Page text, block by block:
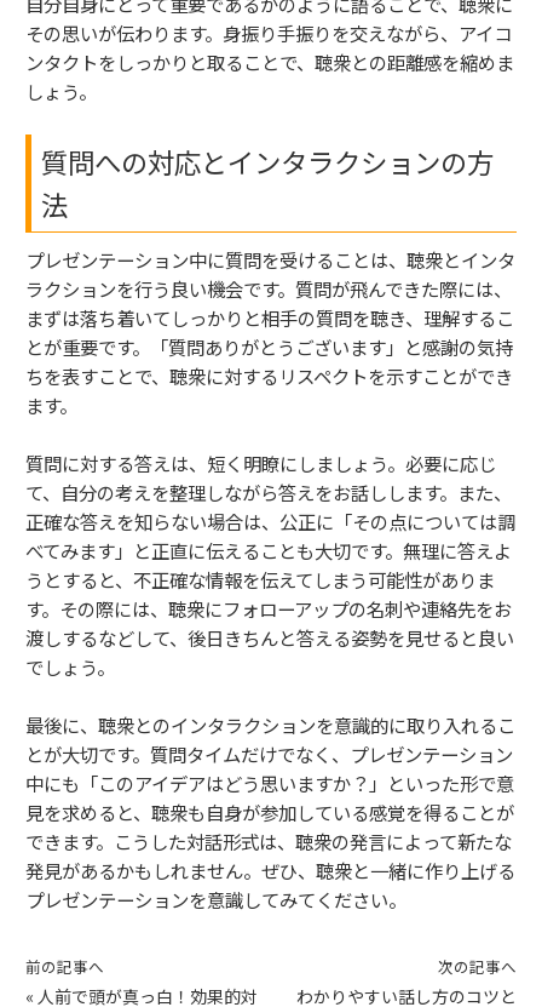
その思いが伝わります。身振り手振りを交えながら、アイコ
ンタクトをしっかりと取ることで、聴衆との距離感を縮めま
しょう。
質問への対応とインタラクションの方
法
プレゼンテーション中に質問を受けることは、聴衆とインタ
ラクションを行う良い機会です。質問が飛んできた際には、
まずは落ち着いてしっかりと相手の質問を聴き、理解するこ
とが重要です。「質問ありがとうございます」と感謝の気持
ちを表すことで、聴衆に対するリスペクトを示すことができ
ます。
質問に対する答えは、短く明瞭にしましょう。必要に応じ
て、自分の考えを整理しながら答えをお話しします。また、
正確な答えを知らない場合は、公正に「その点については調
べてみます」と正直に伝えることも大切です。無理に答えよ
うとすると、不正確な情報を伝えてしまう可能性がありま
す。その際には、聴衆にフォローアップの名刺や連絡先をお
渡しするなどして、後日きちんと答える姿勢を見せると良い
でしょう。
最後に、聴衆とのインタラクションを意識的に取り入れるこ
とが大切です。質問タイムだけでなく、プレゼンテーション
中にも「このアイデアはどう思いますか？」といった形で意
見を求めると、聴衆も自身が参加している感覚を得ることが
できます。こうした対話形式は、聴衆の発言によって新たな
発見があるかもしれません。ぜひ、聴衆と一緒に作り上げる
プレゼンテーションを意識してみてください。
前の記事へ
« 人前で頭が真っ白！効果的対
次の記事へ
わかりやすい話し方のコツと